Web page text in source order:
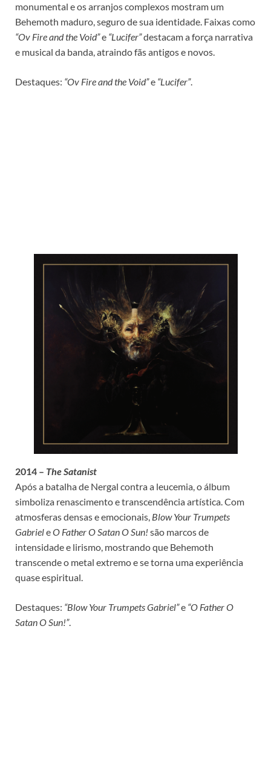
monumental e os arranjos complexos mostram um
Behemoth maduro, seguro de sua identidade. Faixas como
“Ov Fire and the Void”e “Lucifer”destacam a força narrativa
e musical da banda, atraindo fãs antigos e novos.
Destaques: “Ov Fire and the Void”e “Lucifer”.
2014 – The Satanist
Após a batalha de Nergal contra a leucemia, o álbum
simboliza renascimento e transcendência artística. Com
atmosferas densas e emocionais, Blow Your Trumpets
GabrieleO Father O Satan O Sun! são marcos de
intensidade e lirismo, mostrando que Behemoth
transcende o metal extremo e se torna uma experiência
quase espiritual.
Destaques: “Blow Your Trumpets Gabriel”e “O Father O
Satan O Sun!”.